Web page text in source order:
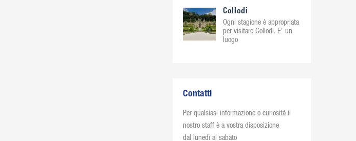
Collodi
Ogni stagione è appropriata
per visitare Collodi. E’ un
luogo
Contatti
Per qualsiasi informazione o curiosità il
nostro staff è a vostra disposizione
dal lunedì al sabato